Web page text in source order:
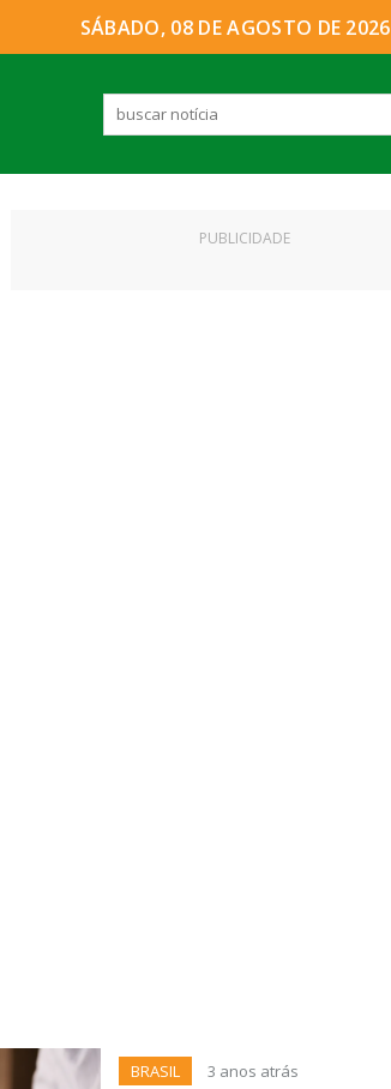
SÁBADO, 08 DE AGOSTO DE 2026
PUBLICIDADE
BRASIL 3 anos atrás